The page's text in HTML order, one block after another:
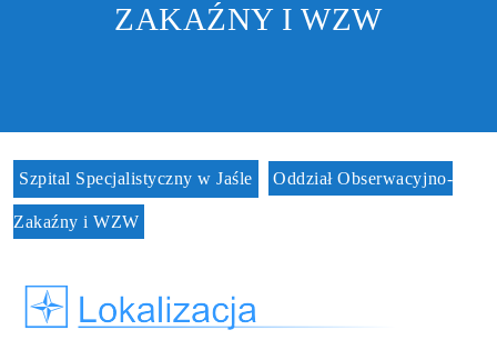
ZAKAŹNY I WZW
Szpital Specjalistyczny w Jaśle Oddział Obserwacyjno-
Zakaźny i WZW